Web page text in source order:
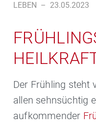
LEBEN – 23.05.2023
Der Frühling steht
allen sehnsüchtig
aufkommender